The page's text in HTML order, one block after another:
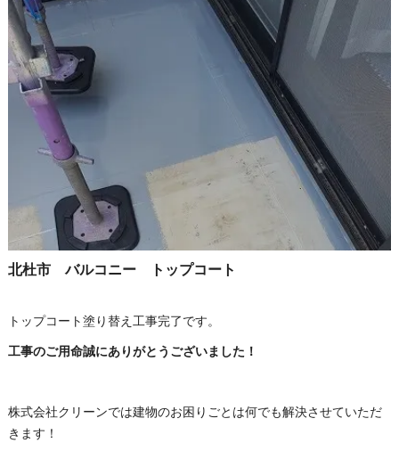
北杜市 バルコニー トップコート
トップコート塗り替え工事完了です。
工事のご用命誠にありがとうございました！
株式会社クリーンでは建物のお困りごとは何でも解決させていただ
きます！